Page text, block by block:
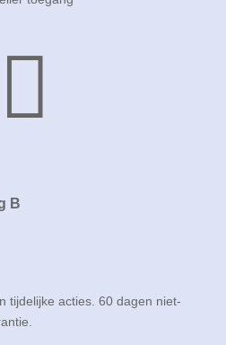

B
tijdelijke acties. 60 dagen niet-